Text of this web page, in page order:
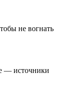
не вогнать
— источники